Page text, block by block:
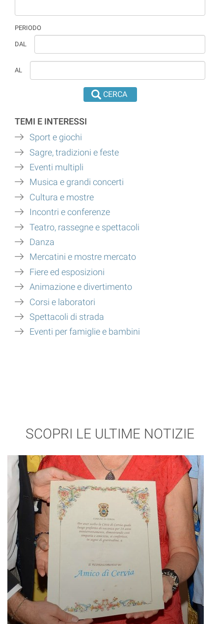
PERIODO
Se
viene
fornita
ricerca
verrà
da
oggi
verso
Le
devono
essere
dd/mm/aaaa.
DAL
AL
TEMI E INTERESSI
Sport e giochi
Sagre, tradizioni e feste
Eventi multipli
Musica e grandi concerti
Cultura e mostre
Incontri e conferenze
Teatro, rassegne e spettacoli
Danza
Mercatini e mostre mercato
Fiere ed esposizioni
Animazione e divertimento
Corsi e laboratori
Spettacoli di strada
Eventi per famiglie e bambini
SCOPRI LE ULTIME NOTIZIE